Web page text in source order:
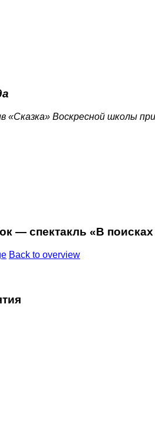
«Сказка» Воскресной школы
— спектакль «В поисках
Back to overview